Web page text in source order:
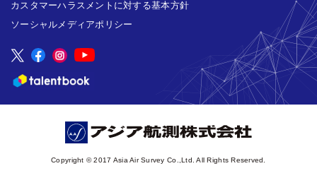
カスタマーハラスメントに対する基本方針
ソーシャルメディアポリシー
Copyright © 2017 Asia Air Survey Co.,Ltd. All Rights Reserved.